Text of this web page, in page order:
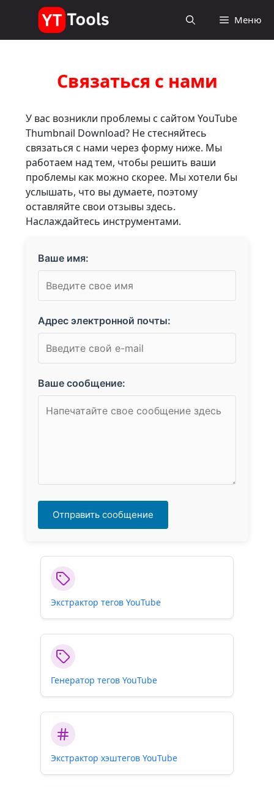
Перейти
содержимому
Меню
Связаться с нами
У вас возникли проблемы с сайтом YouTube
Thumbnail Download? Не стесняйтесь
связаться с нами через форму ниже. Мы
работаем над тем, чтобы решить ваши
проблемы как можно скорее. Мы хотели бы
услышать, что вы думаете, поэтому
оставляйте свои отзывы здесь.
Наслаждайтесь инструментами.
Ваше имя:
Адрес электронной почты:
Ваше сообщение:
Отправить сообщение
Экстрактор тегов YouTube
Генератор тегов YouTube
Экстрактор хэштегов YouTube